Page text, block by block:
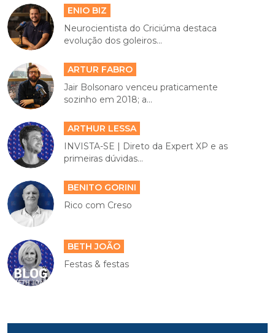
ENIO BIZ
Neurocientista do Criciúma destaca
evolução dos goleiros...
ARTUR FABRO
Jair Bolsonaro venceu praticamente
sozinho em 2018; a...
ARTHUR LESSA
INVISTA-SE | Direto da Expert XP e as
primeiras dúvidas...
BENITO GORINI
Rico com Creso
BETH JOÃO
Festas & festas